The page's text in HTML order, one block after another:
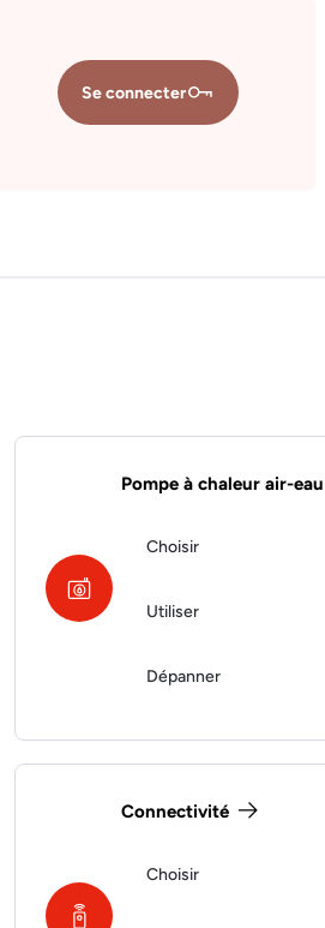
Se connecter
Pompe à chaleur air-eau
Choisir
Utiliser
Dépanner
Connectivité
Choisir